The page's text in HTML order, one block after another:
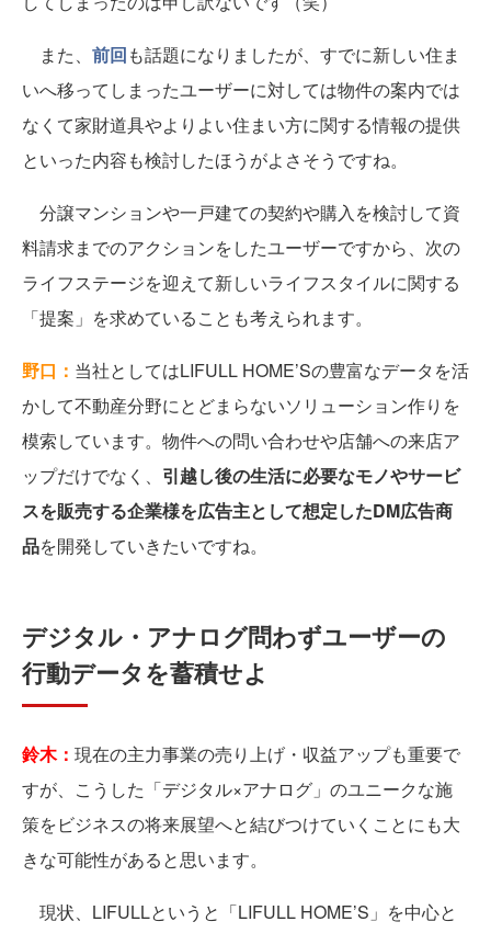
また、 前回も話題になりましたが、すでに新しい住ま
いへ移ってしまったユーザーに対しては物件の案内では
なくて家財道具やよりよい住まい方に関する情報の提供
といった内容も検討したほうがよさそうですね。
分譲マンションや一戸建ての契約や購入を検討して資
料請求までのアクションをしたユーザーですから、次の
ライフステージを迎えて新しいライフスタイルに関する
「提案」を求めていることも考えられます。
野口： 当社としてはLIFULL HOME’Sの豊富なデータを活
かして不動産分野にとどまらないソリューション作りを
模索しています。物件への問い合わせや店舗への来店ア
ップだけでなく、 引越し後の生活に必要なモノやサービ
スを販売する企業様を広告主として想定したDM広告商
品を開発していきたいですね。
デジタル・アナログ問わずユーザーの
行動データを蓄積せよ
鈴木： 現在の主力事業の売り上げ・収益アップも重要で
すが、こうした「デジタル×アナログ」のユニークな施
策をビジネスの将来展望へと結びつけていくことにも大
きな可能性があると思います。
現状、LIFULLというと「LIFULL HOME’S」を中心と